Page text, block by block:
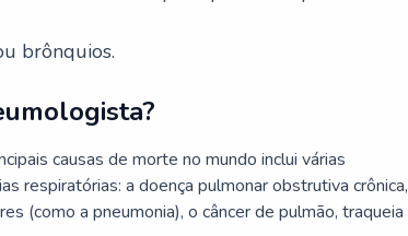
brônquios.
causas de morte no mundo inclui várias
respiratórias: a doença pulmonar obstrutiva crônica,
(como a pneumonia), o câncer de pulmão, traqueia